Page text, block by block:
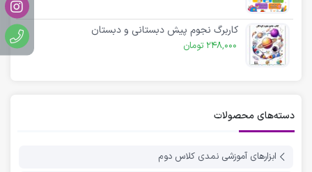
کاربرگ نجوم پیش دبستانی و دبستان
248,000 تومان
دسته‌های محصولات
ابزارهای آموزشی نمدی کلاس دوم